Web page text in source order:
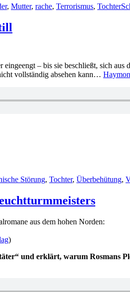
, Mutter, rache, Terrorismus, Tochter
– bis sie beschließt, sich
vollständig absehen kann…
Störung, Tochter, Überbehütung,
aus dem hohen Norden:
)
und erklärt, warum